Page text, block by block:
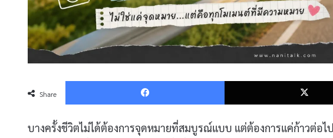
Share
Facebook
บางครั้งชีวิตไม่ได้ต้องการจุดหมายที่สมบูรณ์แบบ แต่ต้องการแค่ก้าวต่อไ